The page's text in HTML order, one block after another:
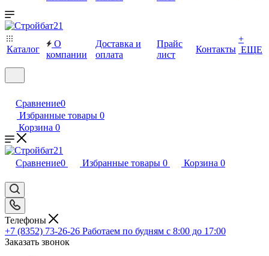
Каталог
О
компании
Доставка и
оплата
Прайс
лист
Контакты
+
ЕЩЕ
Сравнение0
Избранные товары 0
Корзина 0
Сравнение0 Избранные товары 0 Корзина 0
Телефоны
+7 (8352) 73-26-26 Работаем по будням с 8:00 до 17:00
Заказать звонок